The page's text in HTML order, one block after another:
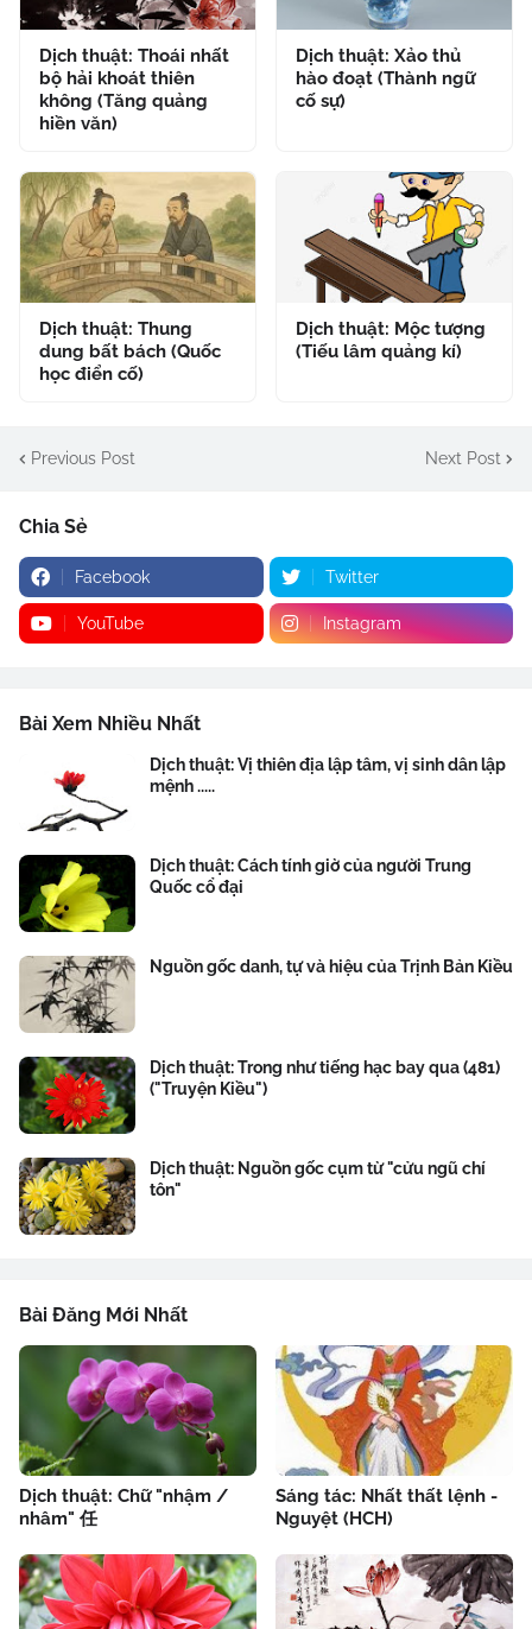
Dịch thuật: Thoái nhất
bộ hải khoát thiên
không (Tăng quảng
hiền văn)
Dịch thuật: Xảo thủ
hào đoạt (Thành ngữ
cố sự)
Dịch thuật: Thung
dung bất bách (Quốc
học điển cố)
Dịch thuật: Mộc tượng
(Tiếu lâm quảng kí)
Previous Post Next Post
Chia Sẻ
Facebook Twitter
YouTube Instagram
Bài Xem Nhiều Nhất
Dịch thuật: Vị thiên địa lập tâm, vị sinh dân lập
mệnh .....
Dịch thuật: Cách tính giờ của người Trung
Quốc cổ đại
Nguồn gốc danh, tự và hiệu của Trịnh Bản Kiều
Dịch thuật: Trong như tiếng hạc bay qua (481)
("Truyện Kiều")
Dịch thuật: Nguồn gốc cụm từ "cửu ngũ chí
tôn"
Bài Đăng Mới Nhất
Dịch thuật: Chữ "nhậm /
nhâm" 任
Sáng tác: Nhất thất lệnh -
Nguyệt (HCH)